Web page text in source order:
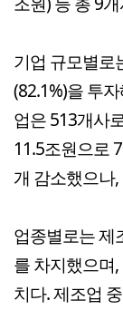
기업 규모별로
(82.1%)을 투
업은 513개사
11.5조원으로
개 감소했으나
업종별로는 제
를 차지했으며
치다. 제조업